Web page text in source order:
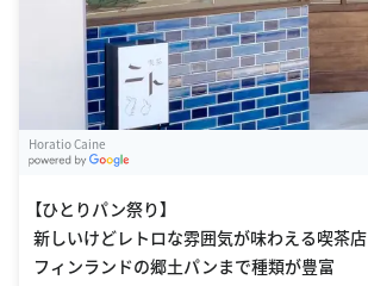
Horatio Caine
【ひとりパン祭り】
新しいけどレトロな雰囲気が味わえる喫茶店
フィンランドの郷土パンまで種類が豊富